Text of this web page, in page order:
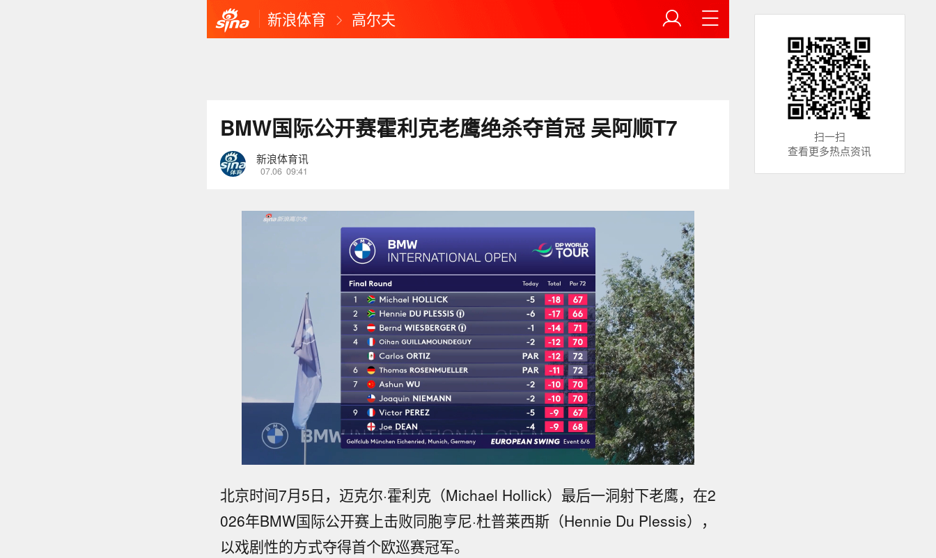
新浪体育 高尔夫
BMW国际公开赛霍利克老鹰绝杀夺首冠 吴阿顺T7
新浪体育讯
07.06 09:41
北京时间7月5日，迈克尔·霍利克（Michael Hollick）最后一洞射下老鹰，在2
026年BMW国际公开赛上击败同胞亨尼·杜普莱西斯（Hennie Du Plessis），
以戏剧性的方式夺得首个欧巡赛冠军。
扫一扫
查看更多热点资讯